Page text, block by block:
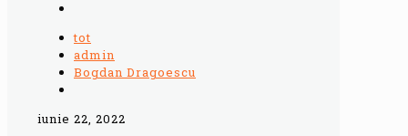
tot
admin
Bogdan Dragoescu
iunie 22, 2022